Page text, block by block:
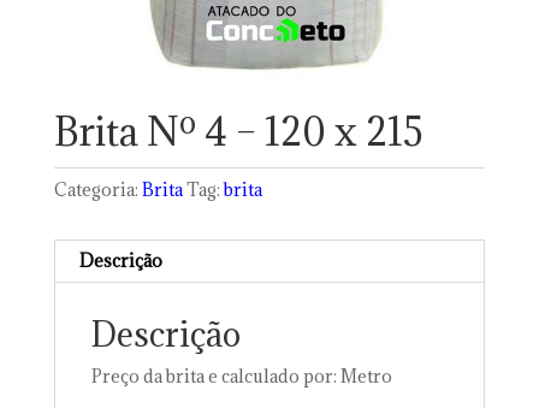
Brita Nº 4 – 120 x 215
Categoria: BritaTag:brita
Descrição
Descrição
Preço da brita e calculado por: Metro